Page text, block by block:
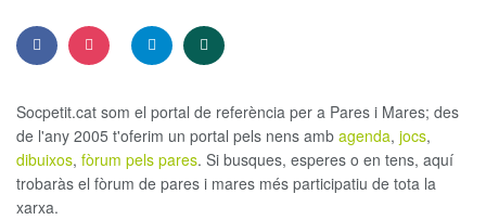
Socpetit.cat som el portal de referència per a Pares i Mares; des
de l'any 2005 t'oferim un portal pels nens amb agenda, jocs,
dibuixos, fòrum pels pares. Si busques, esperes o en tens, aquí
trobaràs el fòrum de pares i mares més participatiu de tota la
xarxa.